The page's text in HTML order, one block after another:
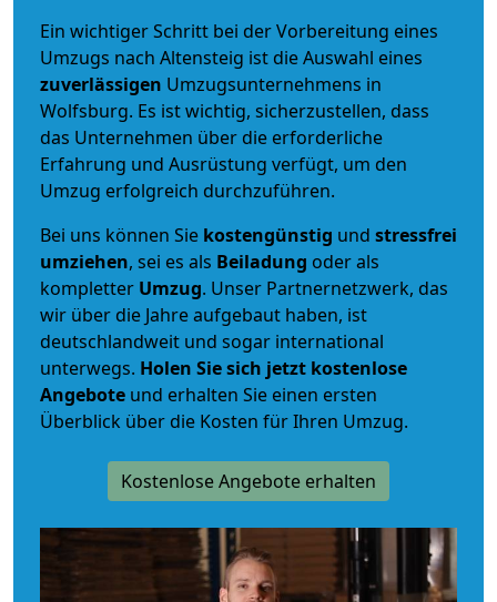
Ein wichtiger Schritt bei der Vorbereitung eines
Umzugs nach Altensteig ist die Auswahl eines
zuverlässigen Umzugsunternehmens in
Wolfsburg. Es ist wichtig, sicherzustellen, dass
das Unternehmen über die erforderliche
Erfahrung und Ausrüstung verfügt, um den
Umzug erfolgreich durchzuführen.
Bei uns können Sie kostengünstig und stressfrei
umziehen, sei es als Beiladung oder als
kompletter Umzug. Unser Partnernetzwerk, das
wir über die Jahre aufgebaut haben, ist
deutschlandweit und sogar international
unterwegs. Holen Sie sich jetzt kostenlose
Angebote und erhalten Sie einen ersten
Überblick über die Kosten für Ihren Umzug.
Kostenlose Angebote erhalten